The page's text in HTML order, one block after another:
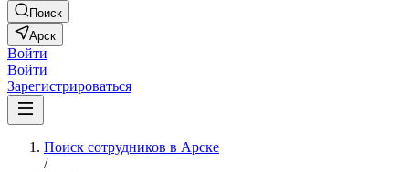
Поиск
Арск
Войти
Войти
Зарегистрироваться
Поиск сотрудников в Арске
/